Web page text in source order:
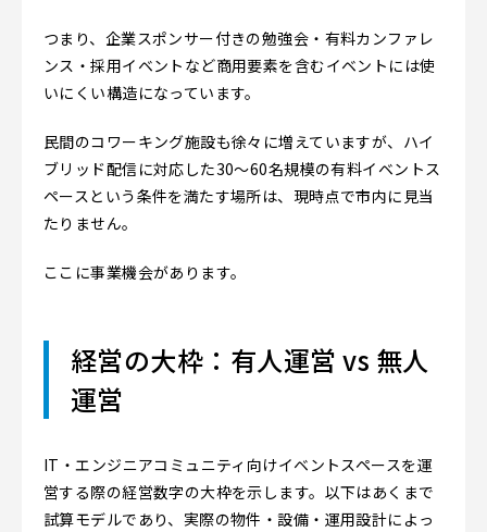
つまり、企業スポンサー付きの勉強会・有料カンファレ
ンス・採用イベントなど商用要素を含むイベントには使
いにくい構造になっています。
民間のコワーキング施設も徐々に増えていますが、ハイ
ブリッド配信に対応した30〜60名規模の有料イベントス
ペースという条件を満たす場所は、現時点で市内に見当
たりません。
ここに事業機会があります。
経営の大枠：有人運営 vs 無人
運営
IT・エンジニアコミュニティ向けイベントスペースを運
営する際の経営数字の大枠を示します。以下はあくまで
試算モデルであり、実際の物件・設備・運用設計によっ